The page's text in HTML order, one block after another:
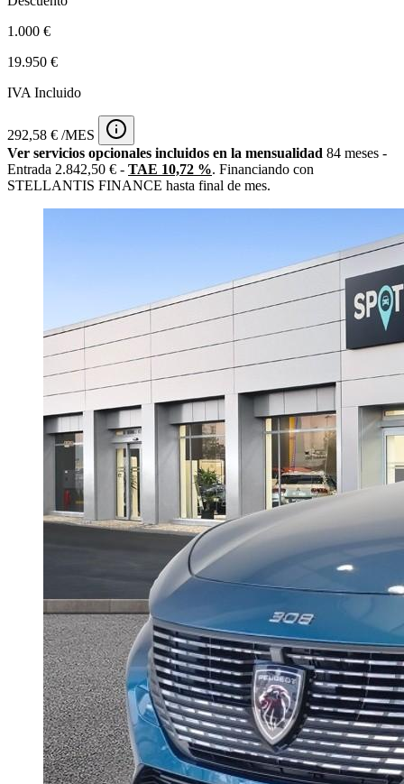
1.000 €
19.950 €
IVA Incluido
292,58 € /MES
Ver servicios opcionales incluidos en la mensualidad 84 meses -
Entrada 2.842,50 € - TAE 10,72 %. Financiando con
STELLANTIS FINANCE hasta final de mes.